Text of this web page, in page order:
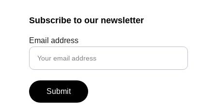
Subscribe to our newsletter
Email address
Submit